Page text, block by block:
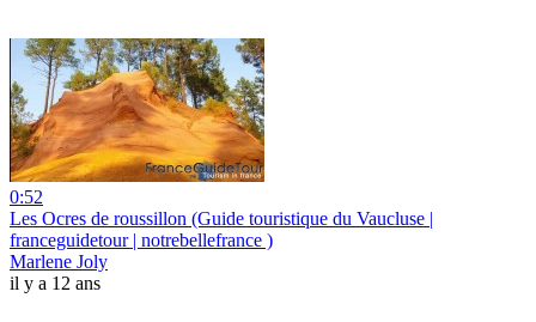
0:52
Les Ocres de roussillon (Guide touristique du Vaucluse |
franceguidetour | notrebellefrance )
Marlene Joly
il y a 12 ans